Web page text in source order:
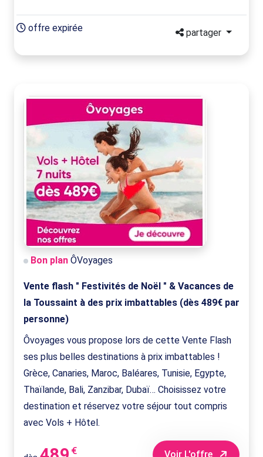
offre expirée partager
Bon plan ÔVoyages
Vente flash " Festivités de Noël " & Vacances de
la Toussaint à des prix imbattables (dès 489€ par
personne)
Ôvoyages vous propose lors de cette Vente Flash
ses plus belles destinations à prix imbattables !
Grèce, Canaries, Maroc, Baléares, Tunisie, Egypte,
Thaïlande, Bali, Zanzibar, Dubaï… Choisissez votre
destination et réservez votre séjour tout compris
avec Vols + Hôtel.
€ Voir L'offre